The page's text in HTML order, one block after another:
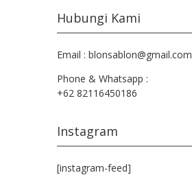
Hubungi Kami
Email : blonsablon@gmail.com
Phone & Whatsapp :
+62 82116450186
Instagram
[instagram-feed]